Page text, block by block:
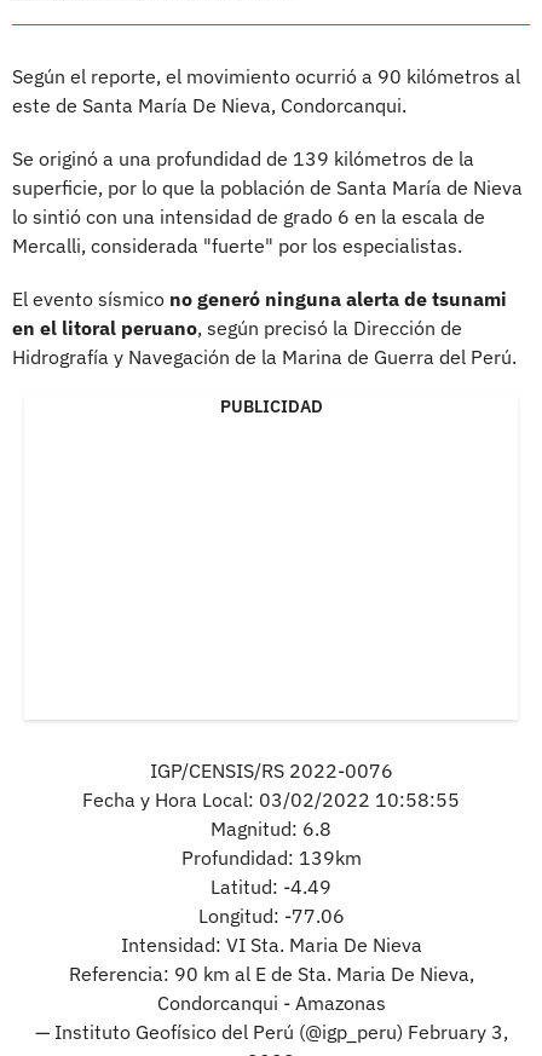
Según el reporte, el movimiento ocurrió a 90 kilómetros al
este de Santa María De Nieva, Condorcanqui.
Se originó a una profundidad de 139 kilómetros de la
superficie, por lo que la población de Santa María de Nieva
lo sintió con una intensidad de grado 6 en la escala de
Mercalli, considerada "fuerte" por los especialistas.
El evento sísmico no generó ninguna alerta de tsunami
en el litoral peruano, según precisó la Dirección de
Hidrografía y Navegación de la Marina de Guerra del Perú.
PUBLICIDAD
IGP/CENSIS/RS 2022-0076
Fecha y Hora Local: 03/02/2022 10:58:55
Magnitud: 6.8
Profundidad: 139km
Latitud: -4.49
Longitud: -77.06
Intensidad: VI Sta. Maria De Nieva
Referencia: 90 km al E de Sta. Maria De Nieva,
Condorcanqui - Amazonas
— Instituto Geofísico del Perú (@igp_peru) February 3,